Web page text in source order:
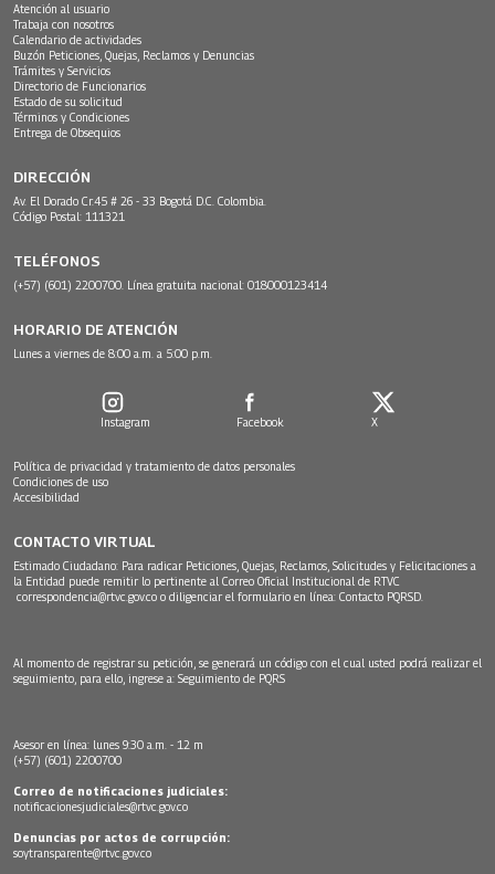
Atención al usuario
Trabaja con nosotros
Calendario de actividades
Buzón Peticiones, Quejas, Reclamos y Denuncias
Trámites y Servicios
Directorio de Funcionarios
Estado de su solicitud
Términos y Condiciones
Entrega de Obsequios
DIRECCIÓN
Av. El Dorado Cr.45 # 26 - 33 Bogotá D.C. Colombia.
Código Postal: 111321
TELÉFONOS
(+57) (601) 2200700. Línea gratuita nacional: 018000123414
HORARIO DE ATENCIÓN
Lunes a viernes de 8:00 a.m. a 5:00 p.m.
Instagram Facebook X
Política de privacidad y tratamiento de datos personales
Condiciones de uso
Accesibilidad
CONTACTO VIRTUAL
Estimado Ciudadano: Para radicar Peticiones, Quejas, Reclamos, Solicitudes y Felicitaciones a
la Entidad puede remitir lo pertinente al Correo Oficial Institucional de RTVC
correspondencia@rtvc.gov.co o diligenciar el formulario en línea: Contacto PQRSD.
Al momento de registrar su petición, se generará un código con el cual usted podrá realizar el
seguimiento, para ello, ingrese a: Seguimiento de PQRS
Asesor en línea: lunes 9:30 a.m. - 12 m
(+57) (601) 2200700
Correo de notificaciones judiciales:
notificacionesjudiciales@rtvc.gov.co
Denuncias por actos de corrupción:
soytransparente@rtvc.gov.co